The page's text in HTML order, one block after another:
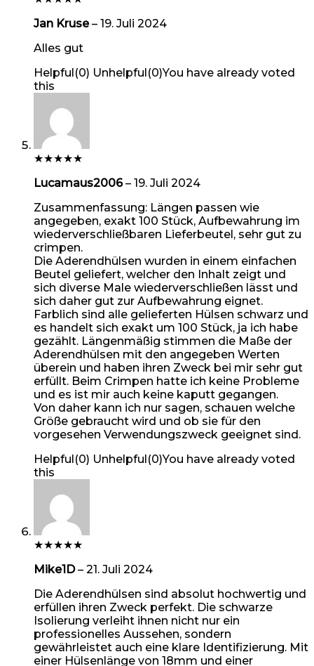
Jan Kruse– 19. Juli 2024
Alles gut
Helpful(0) Unhelpful(0)You have already voted
this
★★★★★
Lucamaus2006– 19. Juli 2024
Zusammenfassung: Längen passen wie
angegeben, exakt 100 Stück, Aufbewahrung im
wiederverschließbaren Lieferbeutel, sehr gut zu
crimpen.
Die Aderendhülsen wurden in einem einfachen
Beutel geliefert, welcher den Inhalt zeigt und
sich diverse Male wiederverschließen lässt und
sich daher gut zur Aufbewahrung eignet.
Farblich sind alle gelieferten Hülsen schwarz und
es handelt sich exakt um 100 Stück, ja ich habe
gezählt. Längenmäßig stimmen die Maße der
Aderendhülsen mit den angegeben Werten
überein und haben ihren Zweck bei mir sehr gut
erfüllt. Beim Crimpen hatte ich keine Probleme
und es ist mir auch keine kaputt gegangen.
Von daher kann ich nur sagen, schauen welche
Größe gebraucht wird und ob sie für den
vorgesehen Verwendungszweck geeignet sind.
Helpful(0) Unhelpful(0)You have already voted
this
★★★★★
Mike1D– 21. Juli 2024
Die Aderendhülsen sind absolut hochwertig und
erfüllen ihren Zweck perfekt. Die schwarze
Isolierung verleiht ihnen nicht nur ein
professionelles Aussehen, sondern
gewährleistet auch eine klare Identifizierung. Mit
einer Hülsenlänge von 18mm und einer